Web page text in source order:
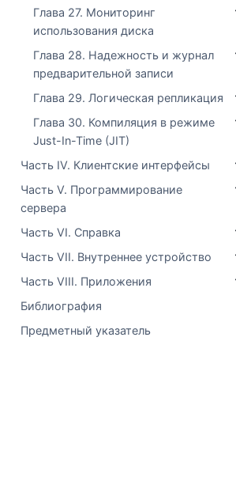
Глава 27. Мониторинг
использования диска
Глава 28. Надежность и журнал
предварительной записи
Глава 29. Логическая репликация
Глава 30. Компиляция в режиме
Just-In-Time (JIT)
Часть IV. Клиентские интерфейсы
Часть V. Программирование
сервера
Часть VI. Справка
Часть VII. Внутреннее устройство
Часть VIII. Приложения
Библиография
Предметный указатель